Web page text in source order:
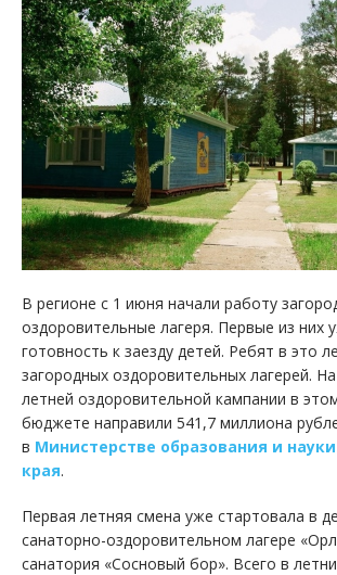
В регионе с 1 июня начали работу
оздоровительные лагеря. Первые из них
готовность к заезду детей. Ребят в это
загородных оздоровительных лагерей.
летней оздоровительной кампании в
бюджете направили 541,7 миллиона
в Министерстве образования и
края.
Первая летняя смена уже стартовала в
санаторно-оздоровительном лагере
санатория «Сосновый бор». Всего в